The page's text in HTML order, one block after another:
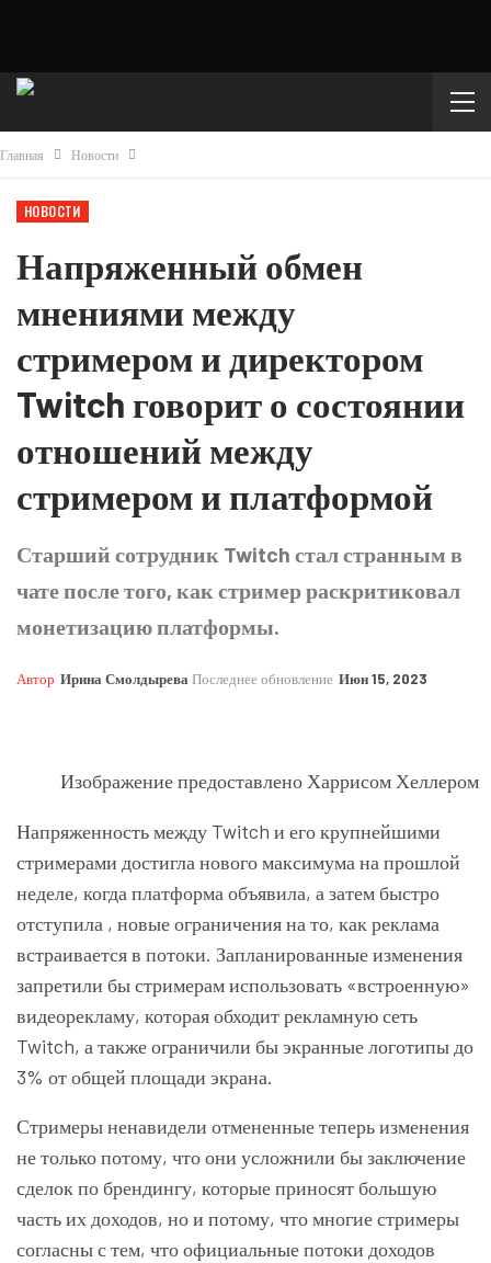
Главная Новости
НОВОСТИ
Напряженный обмен
мнениями между
стримером и директором
Twitch говорит о состоянии
отношений между
стримером и платформой
Старший сотрудник Twitch стал странным в
чате после того, как стример раскритиковал
монетизацию платформы.
Автор Ирина СмолдыреваПоследнее обновление Июн 15, 2023
Изображение предоставлено Харрисом Хеллером
Напряженность между Twitch и его крупнейшими
стримерами достигла нового максимума на прошлой
неделе, когда платформа объявила, а затем быстро
отступила , новые ограничения на то, как реклама
встраивается в потоки. Запланированные изменения
запретили бы стримерам использовать «встроенную»
видеорекламу, которая обходит рекламную сеть
Twitch, а также ограничили бы экранные логотипы до
3% от общей площади экрана.
Стримеры ненавидели отмененные теперь изменения
не только потому, что они усложнили бы заключение
сделок по брендингу, которые приносят большую
часть их доходов, но и потому, что многие стримеры
согласны с тем, что официальные потоки доходов